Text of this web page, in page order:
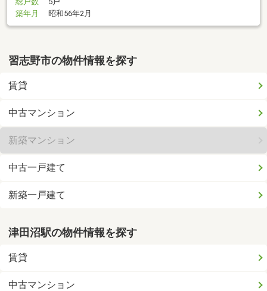
築年月
昭和56年2月
習志野市の物件情報を探す
賃貸
中古マンション
新築マンション
中古一戸建て
新築一戸建て
津田沼駅の物件情報を探す
賃貸
中古マンション